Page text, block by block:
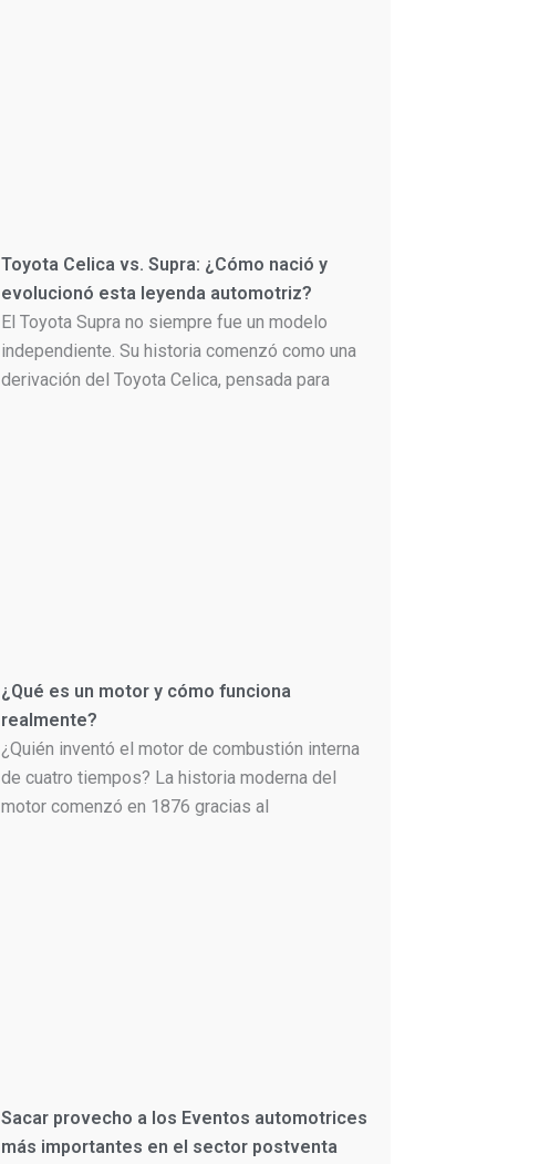
Toyota Celica vs. Supra: ¿Cómo nació y
evolucionó esta leyenda automotriz?
El Toyota Supra no siempre fue un modelo
independiente. Su historia comenzó como una
derivación del Toyota Celica, pensada para
¿Qué es un motor y cómo funciona
realmente?
¿Quién inventó el motor de combustión interna
de cuatro tiempos? La historia moderna del
motor comenzó en 1876 gracias al
Sacar provecho a los Eventos automotrices
más importantes en el sector postventa